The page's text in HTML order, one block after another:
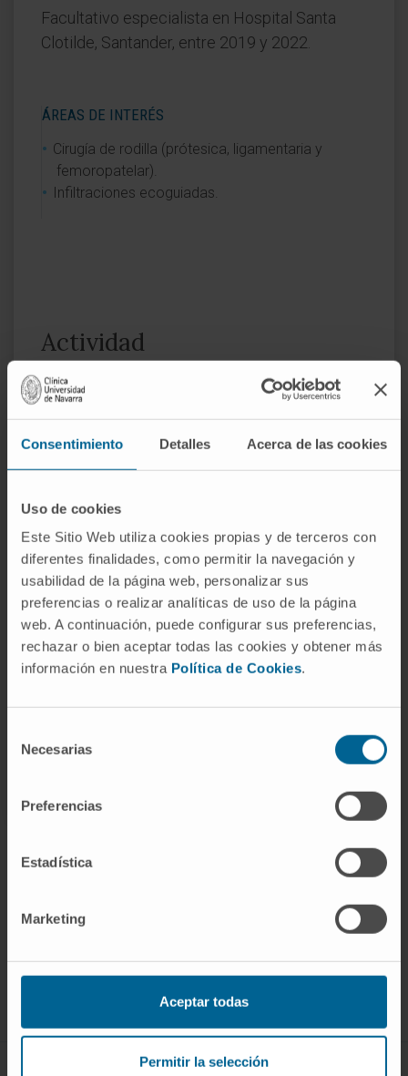
Consentimiento Detalles Acerca de las cookies
Uso de cookies
Este Sitio Web utiliza cookies propias y de terceros con
diferentes finalidades, como permitir la navegación y
usabilidad de la página web, personalizar sus
preferencias o realizar analíticas de uso de la página
web. A continuación, puede configurar sus preferencias,
rechazar o bien aceptar todas las cookies y obtener más
información en nuestra Política de Cookies.
Necesarias
Preferencias
Estadística
Marketing
Aceptar todas
Permitir la selección
Facultativo especialista en Hospital Santa
Clotilde, Santander, entre 2019 y 2022.
ÁREAS DE INTERÉS
Cirugía de rodilla (prótesica, ligamentaria y
femoropatelar).
Infiltraciones ecoguiadas.
Actividad
En investigación
Ha participado como coautor en 4
Organismos científicos
Artroscopia .